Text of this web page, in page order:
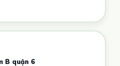
B quận 6